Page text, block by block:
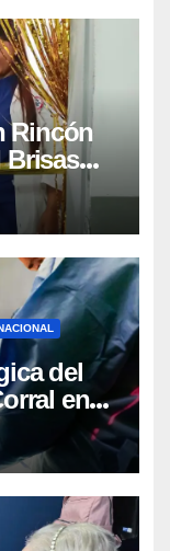
Rincón
Brisas
del
en